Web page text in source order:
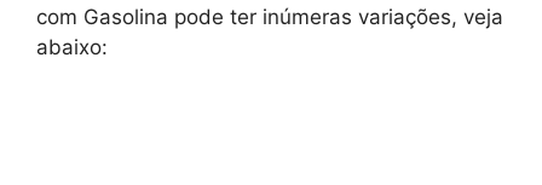
com Gasolina pode ter inúmeras variações, veja
abaixo: